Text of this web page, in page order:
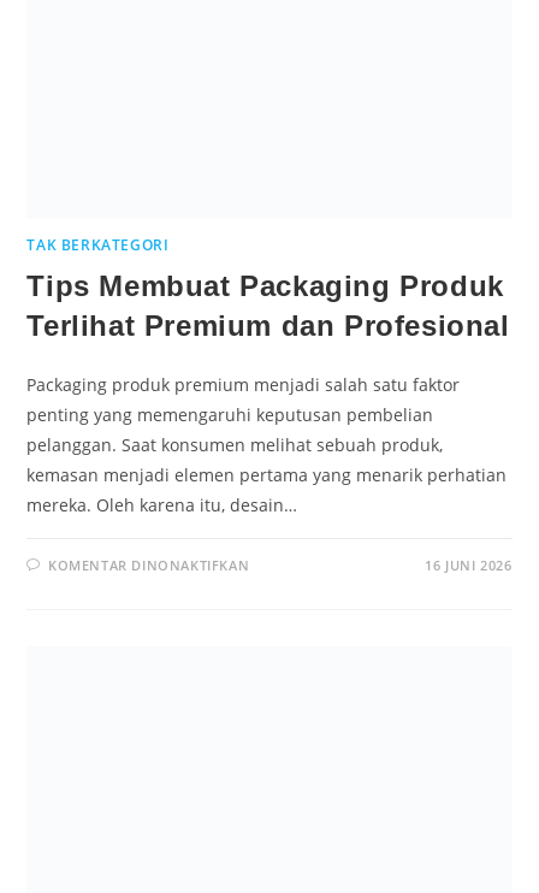
TAK BERKATEGORI
Tips Membuat Packaging Produk
Terlihat Premium dan Profesional
Packaging produk premium menjadi salah satu faktor
penting yang memengaruhi keputusan pembelian
pelanggan. Saat konsumen melihat sebuah produk,
kemasan menjadi elemen pertama yang menarik perhatian
mereka. Oleh karena itu, desain…
KOMENTAR DINONAKTIFKAN 16 JUNI 2026